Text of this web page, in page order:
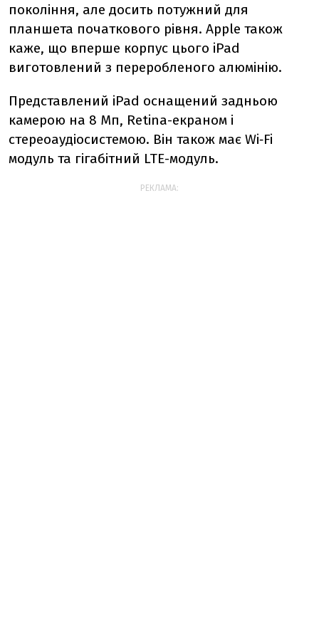
покоління, але досить потужний для
планшета початкового рівня. Apple також
каже, що вперше корпус цього iPad
виготовлений з переробленого алюмінію.
Представлений iPad оснащений задньою
камерою на 8 Мп, Retina-екраном і
стереоаудіосистемою. Він також має Wi‑Fi
модуль та гігабітний LTE-модуль.
РЕКЛАМА: